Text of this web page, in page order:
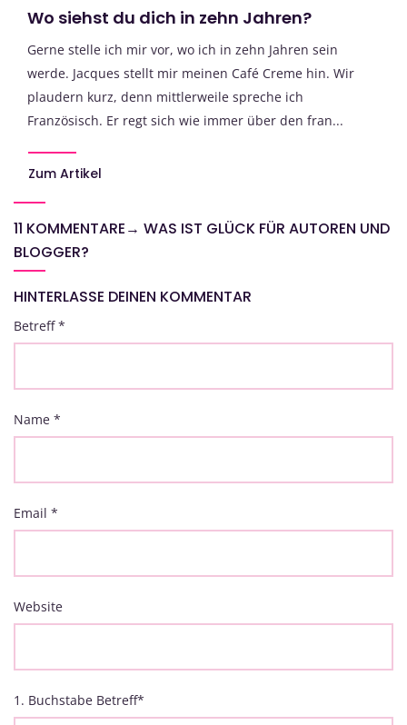
Wo siehst du dich in zehn Jahren?
Gerne stelle ich mir vor, wo ich in zehn Jahren sein
werde. Jacques stellt mir meinen Café Creme hin. Wir
plaudern kurz, denn mittlerweile spreche ich
Französisch. Er regt sich wie immer über den fran...
Zum Artikel
11 KOMMENTARE→ WAS IST GLÜCK FÜR AUTOREN UND
BLOGGER?
HINTERLASSE DEINEN KOMMENTAR
Betreff*
Name *
Email *
Website
1. Buchstabe Betreff*